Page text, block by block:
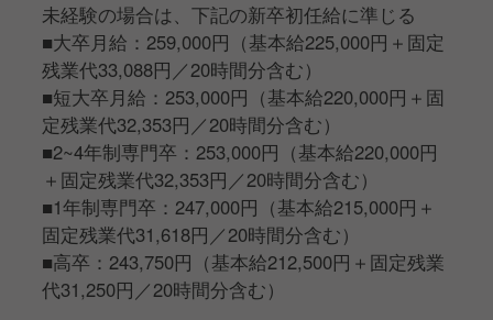
未経験の場合は、下記の新卒初任給に準じる
■大卒月給：259,000円（基本給225,000円＋固定
残業代33,088円／20時間分含む）
■短大卒月給：253,000円（基本給220,000円＋固
定残業代32,353円／20時間分含む）
■2~4年制専門卒：253,000円（基本給220,000円
＋固定残業代32,353円／20時間分含む）
■1年制専門卒：247,000円（基本給215,000円＋
固定残業代31,618円／20時間分含む）
■高卒：243,750円（基本給212,500円＋固定残業
代31,250円／20時間分含む）